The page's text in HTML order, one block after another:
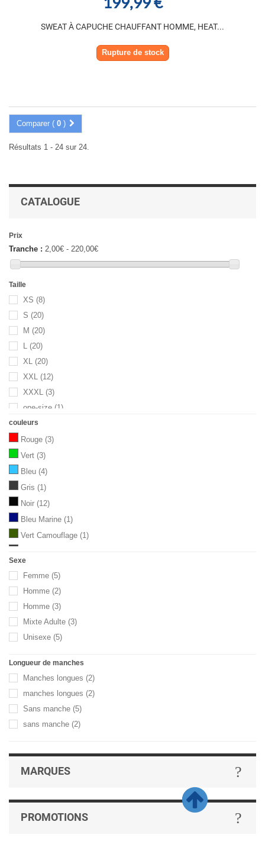
SWEAT À CAPUCHE CHAUFFANT HOMME, HEAT...
Rupture de stock
Comparer ( 0 )
Résultats 1 - 24 sur 24.
CATALOGUE
Prix
Tranche : 2,00€ - 220,00€
Taille
XS (8)
S (20)
M (20)
L (20)
XL (20)
XXL (12)
XXXL (3)
one-size (1)
Taille unique
couleurs
Rouge (3)
Vert (3)
Bleu (4)
Gris (1)
Noir (12)
Bleu Marine (1)
Vert Camouflage (1)
Sexe
Femme (5)
Homme (2)
Homme (3)
Mixte Adulte (3)
Unisexe (5)
Longueur de manches
Manches longues (2)
manches longues (2)
Sans manche (5)
sans manche (2)
MARQUES
PROMOTIONS